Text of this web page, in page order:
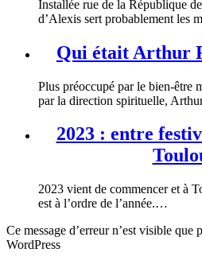
Installée rue de la République
d’Alexis sert probablement les
Qui était Arthur
Plus préoccupé par le bien-être
par la direction spirituelle,
2023 : entre
2023 vient de commencer et à
est à l’ordre de l’année.…
Ce message d’erreur n’est visible que
WordPress